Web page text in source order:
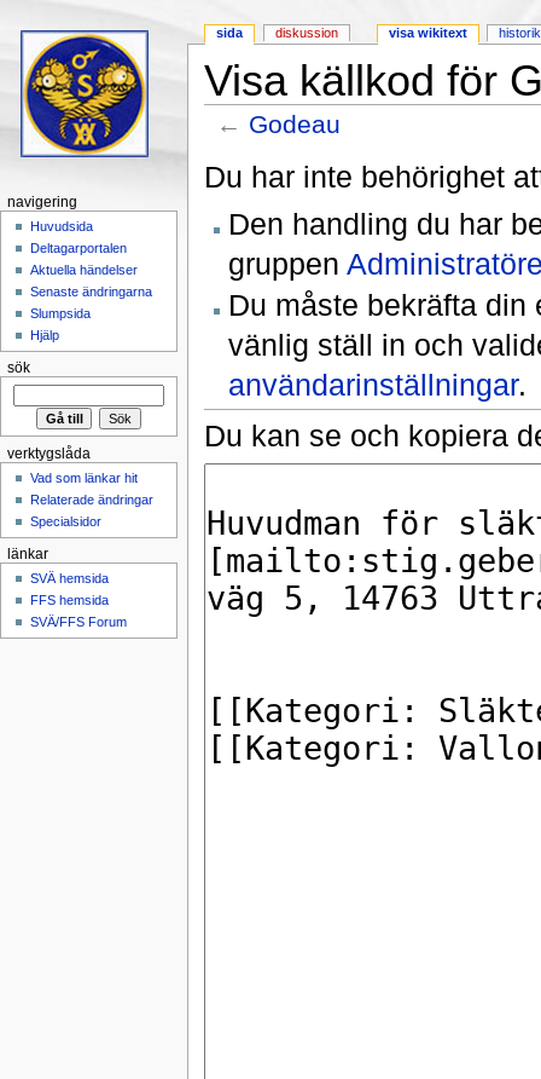
Visa källkod för
← Godeau
Du har inte behörighet
Den handling du har
gruppen
Du måste bekräfta din
vänlig ställ in och
användarinställningar.
Du kan se och kopiera
sida diskussion visa wikitext historik
navigering
Huvudsida
Deltagarportalen
Aktuella händelser
Senaste ändringarna
Slumpsida
Hjälp
sök
verktygslåda
Vad som länkar hit
Relaterade ändringar
Specialsidor
länkar
SVÄ hemsida
FFS hemsida
SVÄ/FFS Forum